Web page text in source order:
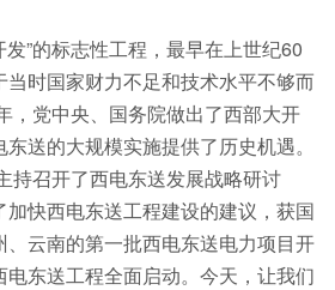
发”的标志性工程，最早在上世纪60
时国家财力不足和技术水平不够而
，党中央、国务院做出了西部大开
送的大规模实施提供了历史机遇。
持召开了西电东送发展战略研讨
快西电东送工程建设的建议，获国
云南的第一批西电东送电力项目开
东送工程全面启动。今天，让我们